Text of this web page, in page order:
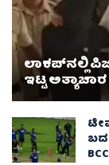
ಲಾಕಪ್‌ನಲ್ಲಿ
ಇಟ್ಟ